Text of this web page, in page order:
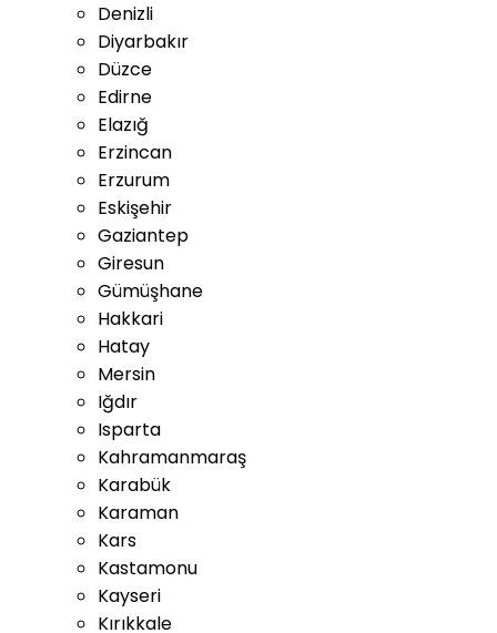
Denizli
Diyarbakır
Düzce
Edirne
Elazığ
Erzincan
Erzurum
Eskişehir
Gaziantep
Giresun
Gümüşhane
Hakkari
Hatay
Mersin
Iğdır
Isparta
Kahramanmaraş
Karabük
Karaman
Kars
Kastamonu
Kayseri
Kırıkkale